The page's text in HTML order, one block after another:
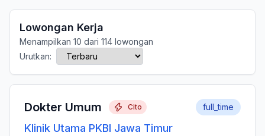
Lowongan Kerja
Menampilkan 10 dari 114 lowongan
Urutkan:
Dokter Umum Cito
Klinik Utama PKBI Jawa Timur
full_time